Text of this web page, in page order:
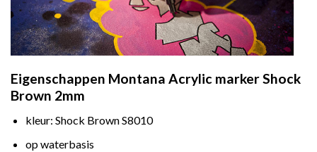
Eigenschappen Montana Acrylic marker Shock
Brown 2mm
kleur: Shock Brown S8010
op waterbasis